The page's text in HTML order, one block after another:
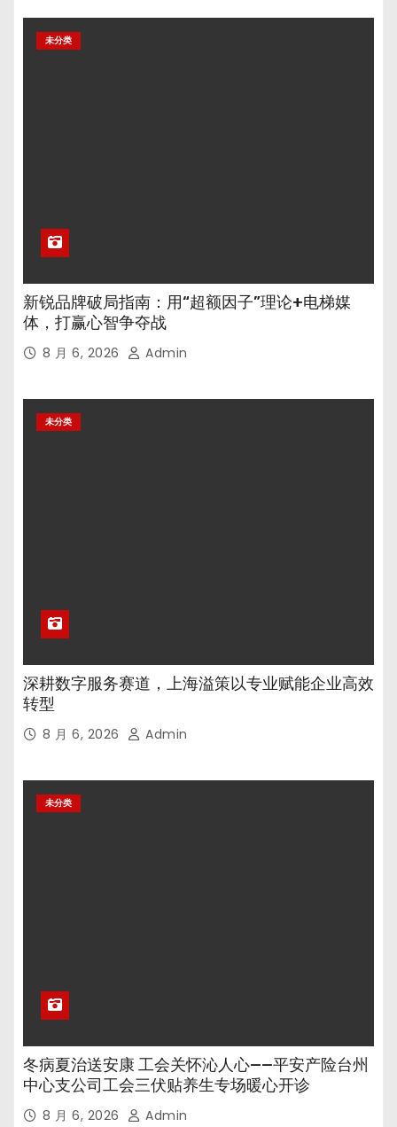
未分类
新锐品牌破局指南：用“超额因子”理论+电梯媒
体，打赢心智争夺战
8 月 6, 2026 Admin
未分类
深耕数字服务赛道，上海溢策以专业赋能企业高效
转型
8 月 6, 2026 Admin
未分类
冬病夏治送安康 工会关怀沁人心——平安产险台州
中心支公司工会三伏贴养生专场暖心开诊
8 月 6, 2026 Admin